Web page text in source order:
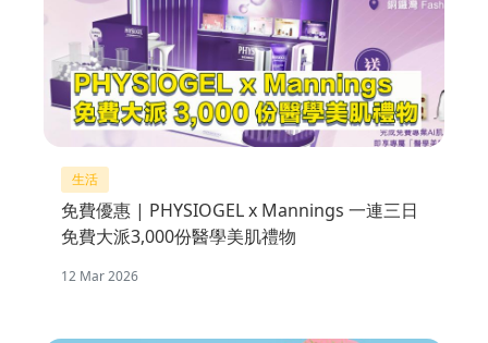
生活
免費優惠 | PHYSIOGEL x Mannings 一連三日
免費大派3,000份醫學美肌禮物
12 Mar 2026